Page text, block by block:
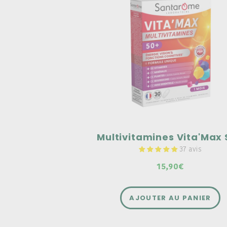
37 avis
15,90€
Multivitamines Vita'Max
Sénior - 30 comprimés
Une gamme complète de tonique,
adultes, enfants et senior
Pour séniors, de plus de 50 ans
Riche en vitamines et minéraux
AJOUTER AU PANIER